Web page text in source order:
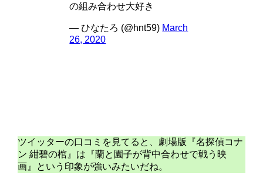
の組み合わせ大好き
— ひなたろ (@hnt59) March
26, 2020
ツイッターの口コミを見てると、劇場版『名探偵コナ
ン 紺碧の棺』は『蘭と園子が背中合わせで戦う映
画』という印象が強いみたいだね。